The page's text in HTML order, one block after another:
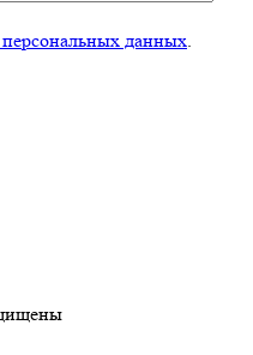
персональных данных.